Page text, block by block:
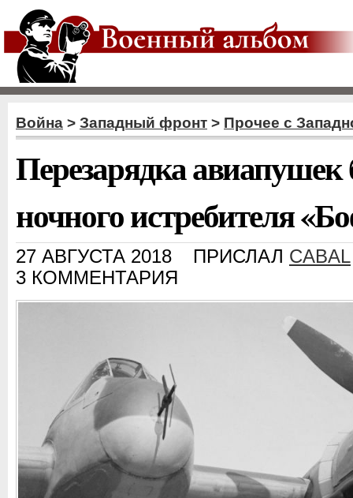
Война > Западный фронт > Прочее с
Перезарядка авиапушек
ночного истребителя
27 АВГУСТА 2018 ПРИСЛАЛ CABAL
3 КОММЕНТАРИЯ